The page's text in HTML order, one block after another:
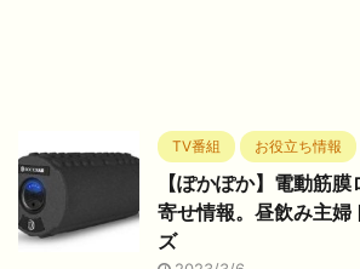
TV番組 お役立ち情報
【ぽかぽか】電動筋
寄せ情報。昼飲み主婦
ズ